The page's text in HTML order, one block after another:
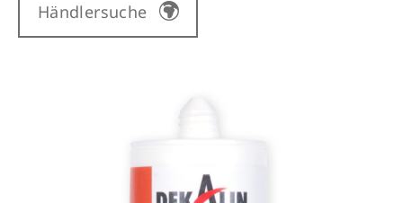
Händlersuche